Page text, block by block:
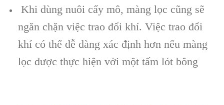
Khi dùng nuôi cấy mô, màng lọc cũng sẽ
ngăn chặn việc trao đổi khí. Việc trao đổi
khí có thể dễ dàng xác định hơn nếu màng
lọc được thực hiện với một tấm lót bông